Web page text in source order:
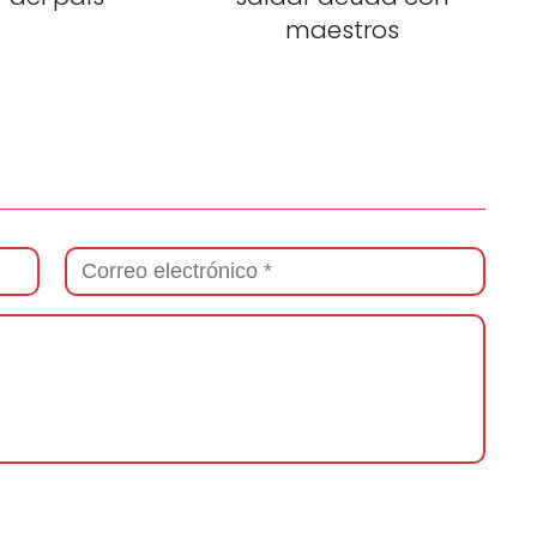
maestros